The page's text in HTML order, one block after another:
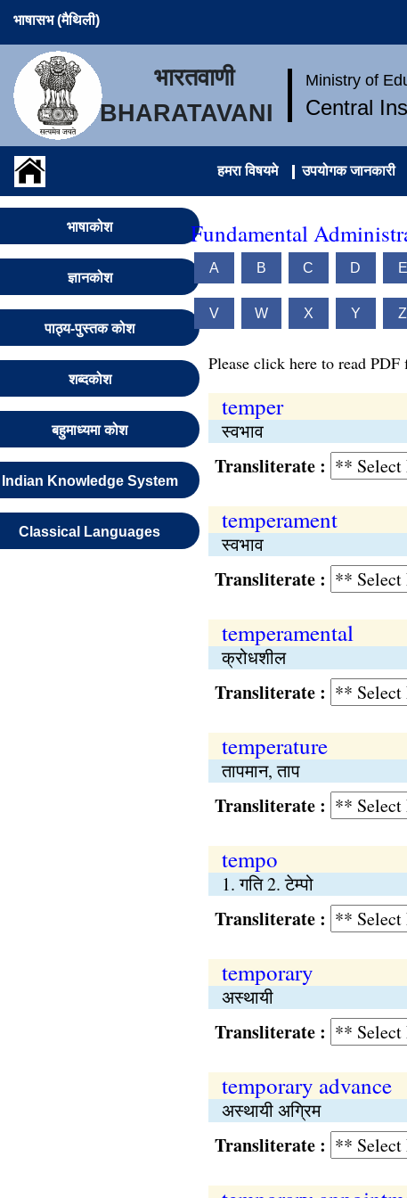
भाषासभ (मैथिली)
भारतवाणी
BHARATAVANI
Ministry of
Central
हमरा विषयमे उपयोगक जानकारी
भाषाकोश
ज्ञानकोश
पाठ्य-पुस्तक कोश
शब्दकोश
बहुमाध्यमा कोश
Indian Knowledge System
Classical Languages
Fundamental
A B C D E
V W X Y Z
Please click here to read PDF
temper
स्वभाव
Transliterate :
temperament
स्वभाव
Transliterate :
temperamental
क्रोधशील
Transliterate :
temperature
तापमान, ताप
Transliterate :
tempo
1. गति 2. टेम्पो
Transliterate :
temporary
अस्थायी
Transliterate :
temporary advance
अस्थायी अग्रिम
Transliterate :